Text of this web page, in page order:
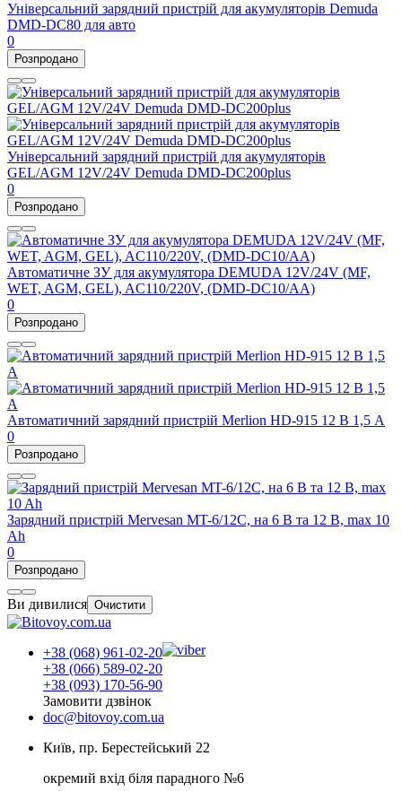
Універсальний зарядний пристрій для акумуляторів Demuda
DMD-DC80 для авто
0
Розпродано
Універсальний зарядний пристрій для акумуляторів
GEL/AGM 12V/24V Demuda DMD-DC200plus
0
Розпродано
Автоматичне ЗУ для акумулятора DEMUDA 12V/24V (MF,
WET, AGM, GEL), AC110/220V, (DMD-DC10/AA)
0
Розпродано
Автоматичний зарядний пристрій Merlion HD-915 12 В 1,5 А
0
Розпродано
Зарядний пристрій Mervesan MT-6/12C, на 6 В та 12 В, max 10
Ah
0
Розпродано
Ви дивилися Очистити
+38 (068) 961-02-20
+38 (066) 589-02-20
+38 (093) 170-56-90
Замовити дзвінок
doc@bitovoy.com.ua
Київ, пр. Берестейський 22
окремий вхід біля парадного №6